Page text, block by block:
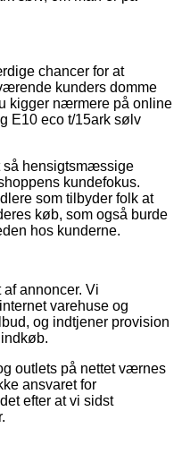
chancer for at
kunders domme
kigger nærmere på online
E10 eco t/15ark sølv
så hensigtsmæssige
kundefokus.
som tilbyder folk at
køb, som også burde
hos kunderne.
annoncer. Vi
varehuse og
og indtjener provision
outlets på nettet værnes
ansvaret for
efter at vi sidst